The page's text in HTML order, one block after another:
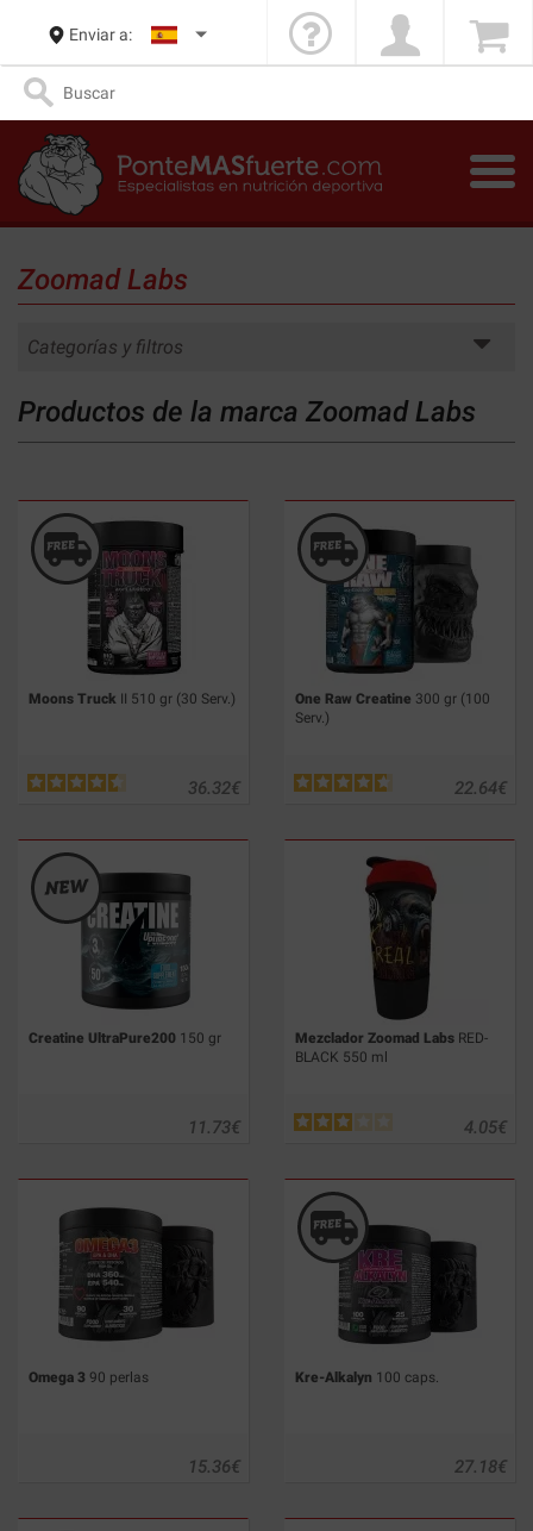
Enviar a:
Zoomad Labs
Categorías y filtros
Productos de la marca Zoomad Labs
Moons Truck II 510 gr (30 Serv.)
€
36.32
One Raw Creatine 300 gr (100
Serv.)
€
22.64
Creatine UltraPure200 150 gr
€
11.73
Mezclador Zoomad Labs RED-
BLACK 550 ml
€
4.05
Omega 3 90 perlas
€
15.36
Kre-Alkalyn 100 caps.
€
27.18